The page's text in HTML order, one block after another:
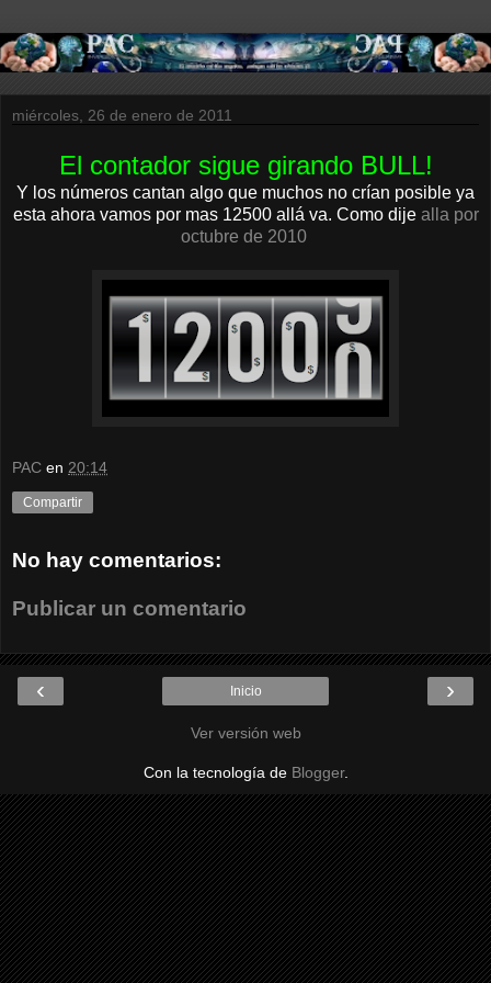
miércoles, 26 de enero de 2011
El contador sigue girando BULL!
Y los números cantan algo que muchos no crían posible ya
esta ahora vamos por mas 12500 allá va. Como dije alla por
octubre de 2010
PAC en 20:14
Compartir
No hay comentarios:
Publicar un comentario
‹ ›
Inicio
Ver versión web
Con la tecnología de Blogger.